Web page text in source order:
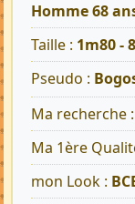
Homme 68
Taille : 1m80 -
Pseudo :
Ma recherche :
Ma 1ère
mon Look :